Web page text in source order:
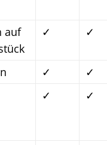
auf
✓ ✓
✓
✓
✓ ✓